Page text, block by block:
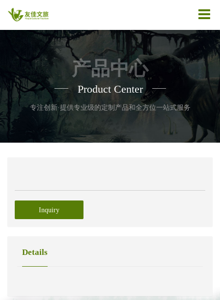
产品中心
—— Product Center ——
专注创新·提供专业级的定制产品和全方位一站式服务
Inquiry
Details